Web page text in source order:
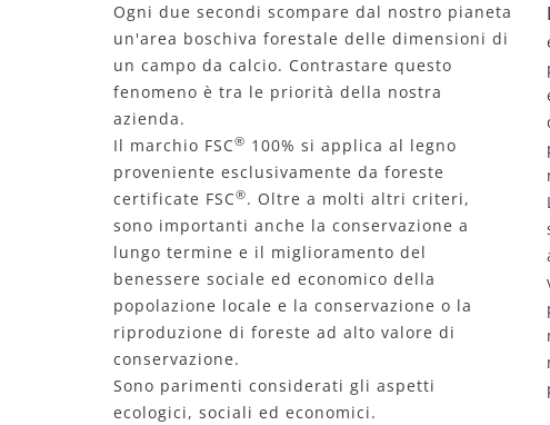
Ogni due secondi scompare dal nostro pianeta
un'area boschiva forestale delle dimensioni di
un campo da calcio. Contrastare questo
fenomeno è tra le priorità della nostra
azienda.
Il marchio FSC® 100% si applica al legno
proveniente esclusivamente da foreste
certificate FSC®. Oltre a molti altri criteri,
sono importanti anche la conservazione a
lungo termine e il miglioramento del
benessere sociale ed economico della
popolazione locale e la conservazione o la
riproduzione di foreste ad alto valore di
conservazione.
Sono parimenti considerati gli aspetti
ecologici, sociali ed economici.